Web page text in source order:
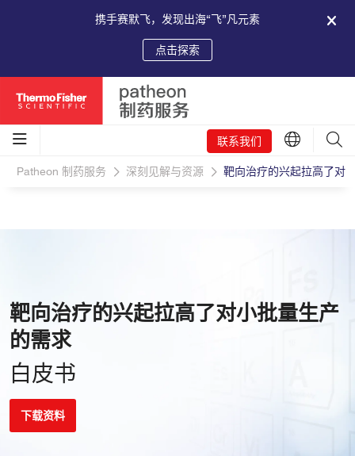
携手赛默飞，发现出海“飞”凡元素
点击探索
联系我们
Patheon 制药服务 深刻见解与资源 靶向治疗的兴起拉高了对
靶向治疗的兴起拉高了对小批量生产
的需求
白皮书
下载资料